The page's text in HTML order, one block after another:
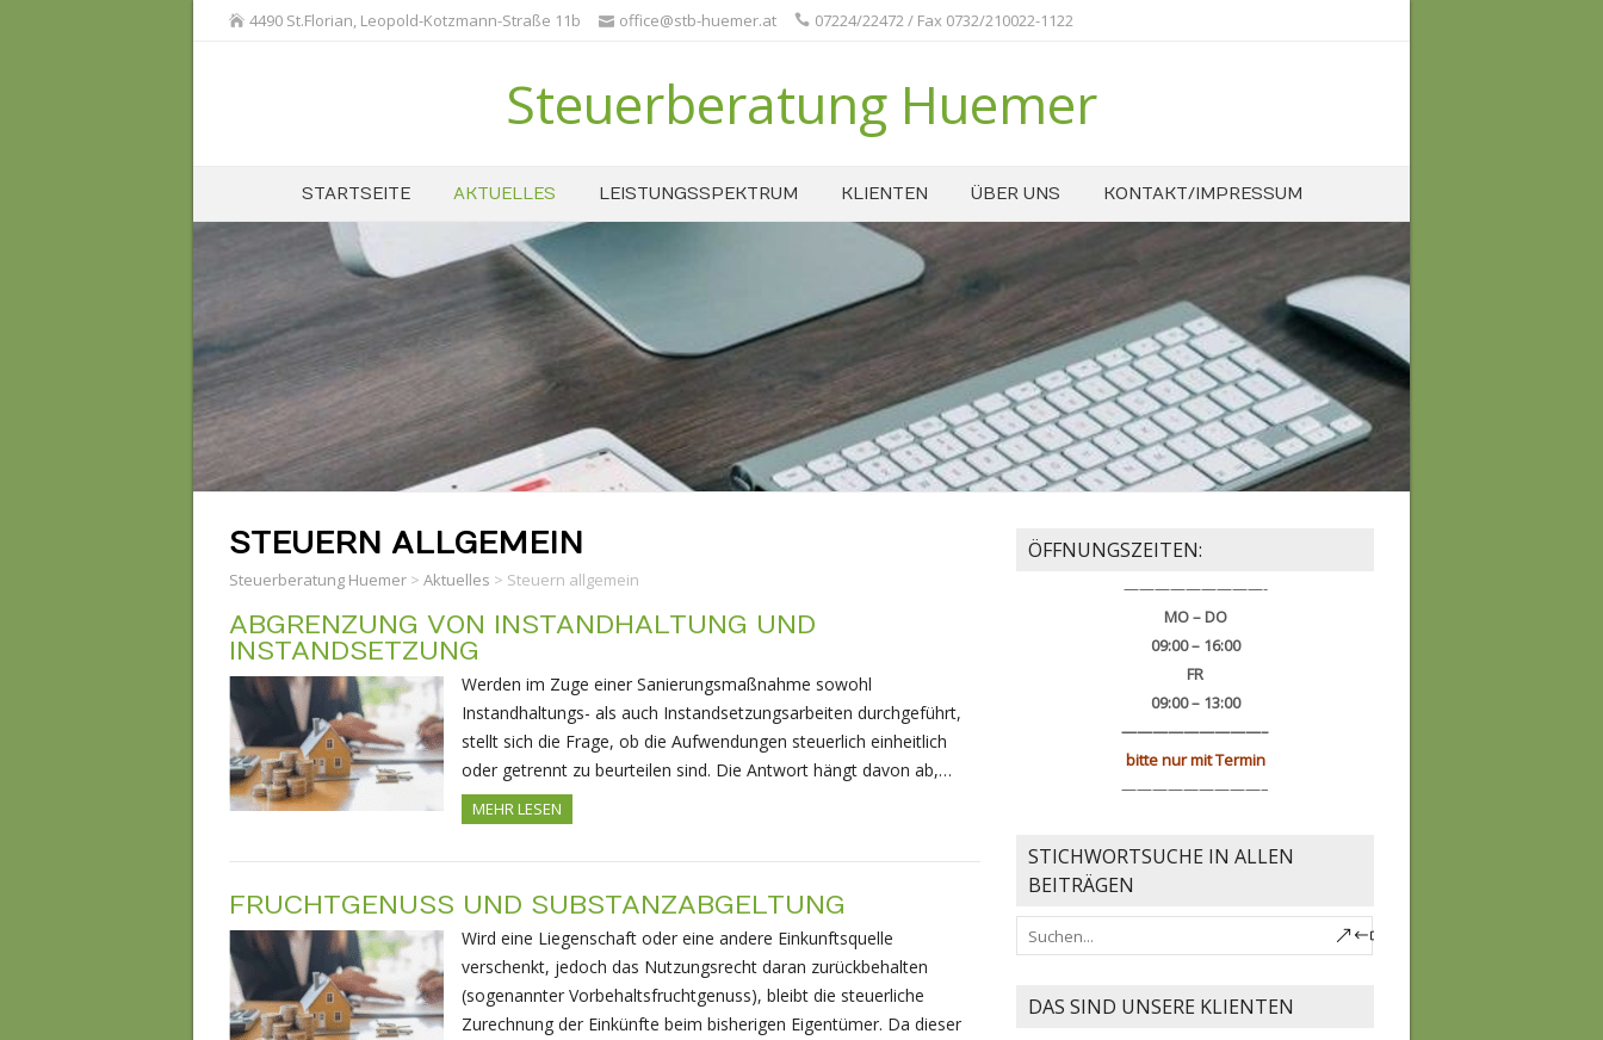
4490 St.Florian, Leopold-Kotzmann-Straße 11b office@stb-huemer.at 07224/22472 / Fax 0732/210022-1122
Steuerberatung Huemer
STARTSEITE AKTUELLES LEISTUNGSSPEKTRUM KLIENTEN ÜBER UNS KONTAKT/IMPRESSUM
STEUERN ALLGEMEIN
Steuerberatung Huemer > Aktuelles > Steuern allgemein
ABGRENZUNG VON INSTANDHALTUNG UND
INSTANDSETZUNG
Werden im Zuge einer Sanierungsmaßnahme sowohl
Instandhaltungs- als auch Instandsetzungsarbeiten durchgeführt,
stellt sich die Frage, ob die Aufwendungen steuerlich einheitlich
oder getrennt zu beurteilen sind. Die Antwort hängt davon ab,…
MEHR LESEN
FRUCHTGENUSS UND SUBSTANZABGELTUNG
Wird eine Liegenschaft oder eine andere Einkunftsquelle
verschenkt, jedoch das Nutzungsrecht daran zurückbehalten
(sogenannter Vorbehaltsfruchtgenuss), bleibt die steuerliche
Zurechnung der Einkünfte beim bisherigen Eigentümer. Da dieser
ÖFFNUNGSZEITEN:
—————————-
MO – DO
09:00 – 16:00
FR
09:00 – 13:00
—————————–
bitte nur mit Termin
—————————–
STICHWORTSUCHE IN ALLEN
BEITRÄGEN
DAS SIND UNSERE KLIENTEN